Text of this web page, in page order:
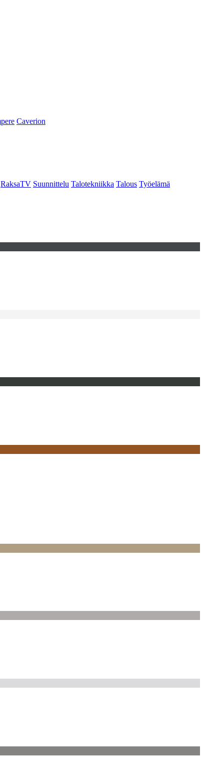
Caverion
RaksaTV Suunnittelu Talotekniikka Talous Työelämä